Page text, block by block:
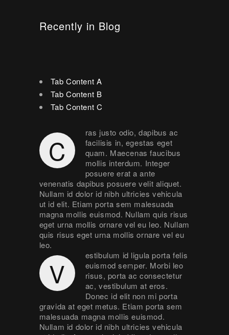
Recently in Blog
Tab Content A
Tab Content B
Tab Content C
C
ras justo odio, dapibus ac
facilisis in, egestas eget
quam. Maecenas faucibus
mollis interdum. Integer
posuere erat a ante
venenatis dapibus posuere velit aliquet.
Nullam id dolor id nibh ultricies vehicula
ut id elit. Etiam porta sem malesuada
magna mollis euismod. Nullam quis risus
eget urna mollis ornare vel eu leo. Nullam
quis risus eget urna mollis ornare vel eu
leo.
V
estibulum id ligula porta felis
euismod semper. Morbi leo
risus, porta ac consectetur
ac, vestibulum at eros.
Donec id elit non mi porta
gravida at eget metus. Etiam porta sem
malesuada magna mollis euismod.
Nullam id dolor id nibh ultricies vehicula